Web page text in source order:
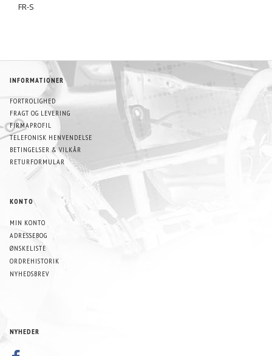
FR-S
INFORMATIONER
FORTROLIGHED
FRAGT OG LEVERING
FIRMAPROFIL
TELEFONISK HENVENDELSE
BETINGELSER & VILKÅR
RETURFORMULAR
KONTO
MIN KONTO
ADRESSEBOG
ØNSKELISTE
ORDREHISTORIK
NYHEDSBREV
NYHEDER